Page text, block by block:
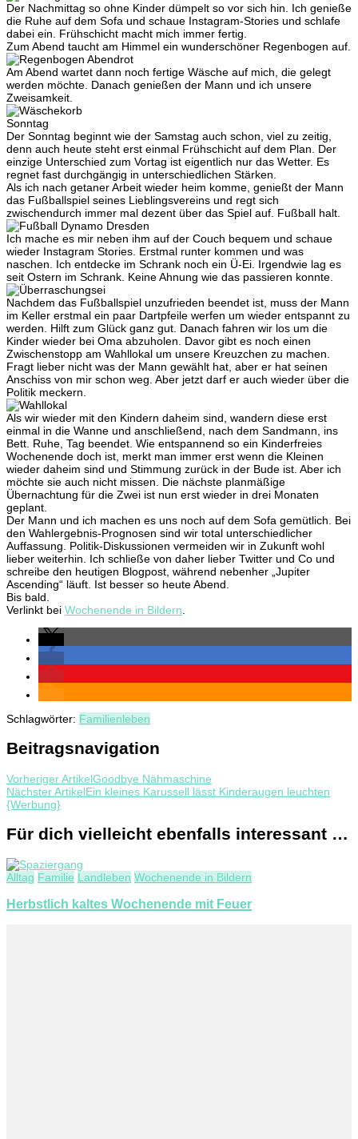
Der Nachmittag so ohne Kinder dümpelt so vor sich hin. Ich genieße
die Ruhe auf dem Sofa und schaue Instagram-Stories und schlafe
dabei ein. Frühschicht macht mich immer fertig.
Zum Abend taucht am Himmel ein wunderschöner Regenbogen auf.
Am Abend wartet dann noch fertige Wäsche auf mich, die gelegt
werden möchte. Danach genießen der Mann und ich unsere
Zweisamkeit.
Sonntag
Der Sonntag beginnt wie der Samstag auch schon, viel zu zeitig,
denn auch heute steht erst einmal Frühschicht auf dem Plan. Der
einzige Unterschied zum Vortag ist eigentlich nur das Wetter. Es
regnet fast durchgängig in unterschiedlichen Stärken.
Als ich nach getaner Arbeit wieder heim komme, genießt der Mann
das Fußballspiel seines Lieblingsvereins und regt sich
zwischendurch immer mal dezent über das Spiel auf. Fußball halt.
Ich mache es mir neben ihm auf der Couch bequem und schaue
wieder Instagram Stories. Erstmal runter kommen und was
naschen. Ich entdecke im Schrank noch ein Ü-Ei. Irgendwie lag es
seit Ostern im Schrank. Keine Ahnung wie das passieren konnte.
Nachdem das Fußballspiel unzufrieden beendet ist, muss der Mann
im Keller erstmal ein paar Dartpfeile werfen um wieder entspannt zu
werden. Hilft zum Glück ganz gut. Danach fahren wir los um die
Kinder wieder bei Oma abzuholen. Davor gibt es noch einen
Zwischenstopp am Wahllokal um unsere Kreuzchen zu machen.
Fragt lieber nicht was der Mann gewählt hat, aber er hat seinen
Anschiss von mir schon weg. Aber jetzt darf er auch wieder über die
Politik meckern.
Als wir wieder mit den Kindern daheim sind, wandern diese erst
einmal in die Wanne und anschließend, nach dem Sandmann, ins
Bett. Ruhe, Tag beendet. Wie entspannend so ein Kinderfreies
Wochenende doch ist, merkt man immer erst wenn die Kleinen
wieder daheim sind und Stimmung zurück in der Bude ist. Aber ich
möchte sie auch nicht missen. Die nächste planmäßige
Übernachtung für die Zwei ist nun erst wieder in drei Monaten
geplant.
Der Mann und ich machen es uns noch auf dem Sofa gemütlich. Bei
den Wahlergebnis-Prognosen sind wir total unterschiedlicher
Auffassung. Politik-Diskussionen vermeiden wir in Zukunft wohl
lieber weiterhin. Ich schließe von daher lieber Twitter und Co und
schreibe den heutigen Blogpost, während nebenher „Jupiter
Ascending“ läuft. Ist besser so heute Abend.
Bis bald.
Verlinkt bei Wochenende in Bildern
Schlagwörter: Familienleben
Beitragsnavigation
Vorheriger ArtikelGoodbye Nähmaschine
Nächster ArtikelEin kleines Karussell lässt Kinderaugen leuchten
{Werbung}
Für dich vielleicht ebenfalls interessant …
Alltag Familie Landleben Wochenende in Bildern
Herbstlich kaltes Wochenende mit Feuer